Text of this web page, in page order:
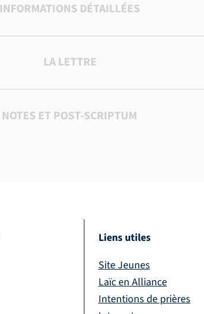
INFORMATIONS DÉTAILLÉES
LA LETTRE
NOTES ET POST-SCRIPTUM
Liens utiles
Site Jeunes
Laïc en Alliance
Intentions de prières